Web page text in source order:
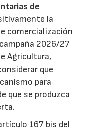
de
la
comercialización
2026/27
Agricultura,
que
para
que se produzca
167 bis del